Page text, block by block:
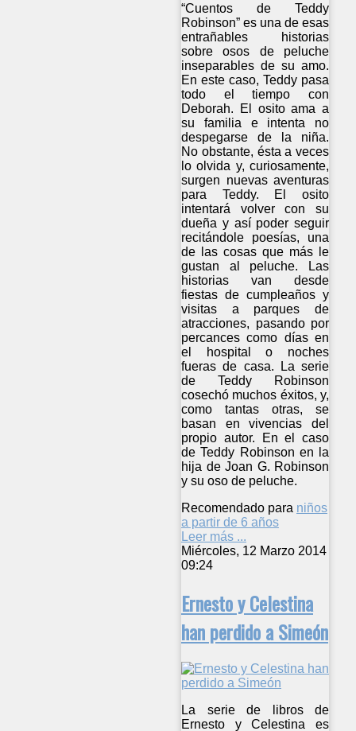
“Cuentos de Teddy
Robinson” es una de esas
entrañables historias
sobre osos de peluche
inseparables de su amo.
En este caso, Teddy pasa
todo el tiempo con
Deborah. El osito ama a
su familia e intenta no
despegarse de la niña.
No obstante, ésta a veces
lo olvida y, curiosamente,
surgen nuevas aventuras
para Teddy. El osito
intentará volver con su
dueña y así poder seguir
recitándole poesías, una
de las cosas que más le
gustan al peluche. Las
historias van desde
fiestas de cumpleaños y
visitas a parques de
atracciones, pasando por
percances como días en
el hospital o noches
fueras de casa. La serie
de Teddy Robinson
cosechó muchos éxitos, y,
como tantas otras, se
basan en vivencias del
propio autor. En el caso
de Teddy Robinson en la
hija de Joan G. Robinson
y su oso de peluche.
Recomendado para niños
a partir de 6 años
Leer más ...
Miércoles, 12 Marzo 2014
09:24
Ernesto y Celestina
han perdido a Simeón
La serie de libros de
Ernesto y Celestina es